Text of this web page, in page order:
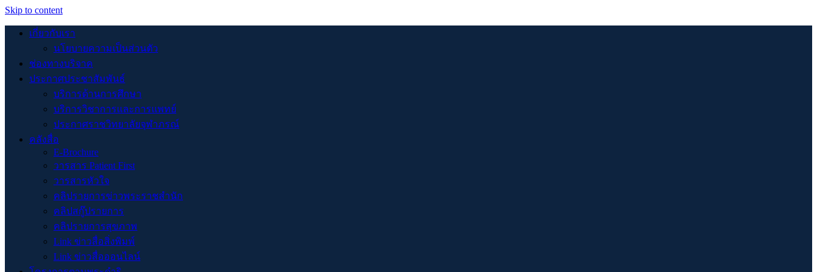
Skip to content
เกี่ยวกับเรา
นโยบายความเป็นส่วนตัว
ช่องทางบริจาค
ประกาศประชาสัมพันธ์
บริการด้านการศึกษา
บริการวิชาการและการแพทย์
ประกาศราชวิทยาลัยจุฬาภรณ์
คลังสื่อ
E-Brochure
วารสาร Patient First
วารสารหัวใจ
คลิปรายการข่าวพระราชสำนัก
คลิปสกู๊ปรายการ
คลิปรายการสุขภาพ
Link ข่าวสื่อสิ่งพิมพ์
Link ข่าวสื่อออนไลน์